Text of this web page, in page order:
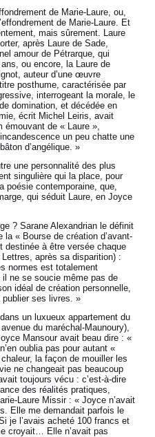
de Marie-Laure, ou,
de Marie-Laure. Et
mais sûrement. Laure
après Laure de Sade,
amour de Pétrarque, qui
ou encore, la Laure de
auteur d’une œuvre
posthume, caractérisée par
interrogeant la morale, le
domination, et décédée en
écrit Michel Leiris, avait
émouvant de « Laure »,
un peu chatte une
d’angélique. »
une personnalité des plus
singulière qui la place, pour
poésie contemporaine, que,
qui séduit Laure, en Joyce
? Sarane Alexandrian le définit
la « Bourse de création d’avant-
destinée à être versée chaque
après sa disparition) :
normes est totalement
ne se soucie même pas de
idéal de création personnelle,
ses livres. »
un luxueux appartement du
du maréchal-Maunoury),
Mansour avait beau dire : «
oublia pas pour autant «
la façon de mouiller les
ne changeait pas beaucoup
toujours vécu : c’est-à-dire
des réalités pratiques,
Laure Missir : « Joyce n’avait
Elle me demandait parfois le
je l’avais acheté 100 francs et
croyait… Elle n’avait pas